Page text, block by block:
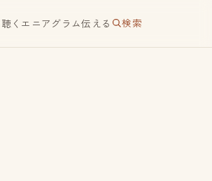
聴く エニアグラム伝える 検索